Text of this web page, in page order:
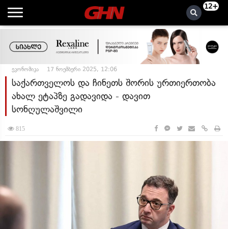
12+
ეკონომიკა 17 ნოემბერი 2025, 12:06
საქართველოს და ჩინეთს შორის ურთიერთობა
ახალ ეტაპზე გადავიდა - დავით
სონღულაშვილი
815